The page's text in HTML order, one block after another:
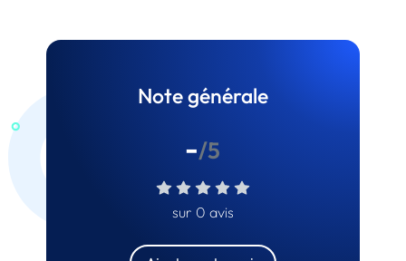
Note générale
-/5
sur 0 avis